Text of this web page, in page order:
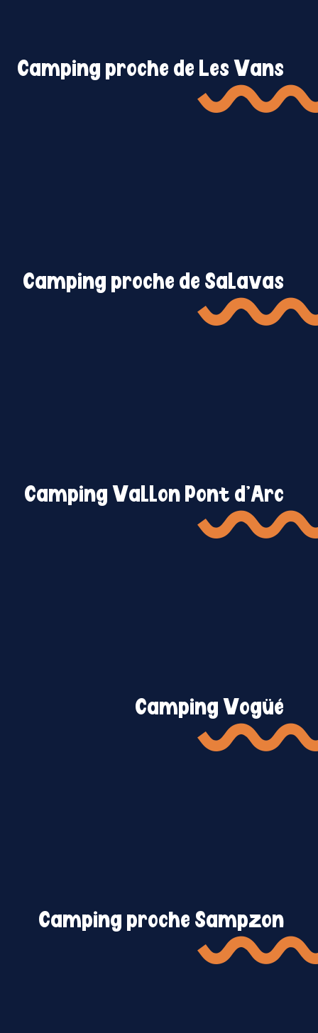
Camping proche de Les Vans
Camping proche de Salavas
Camping Vallon Pont d’Arc
Camping Vogüé
Camping proche Sampzon